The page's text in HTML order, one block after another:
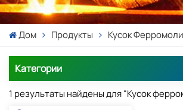
Дом Продукты Кусок
Категории
1 результаты найдены для "Кусок